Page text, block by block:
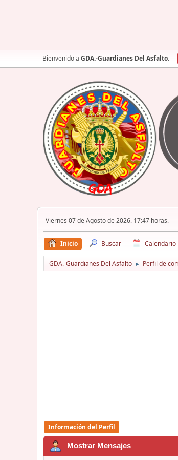
Bienvenido a GDA.-Guardianes Del Asfalto.
Viernes 07 de Agosto de 2026. 17:47 horas.
Inicio Buscar Calendario
GDA.-Guardianes Del Asfalto ► Perfil de
Información del Perfil
Mostrar Mensajes